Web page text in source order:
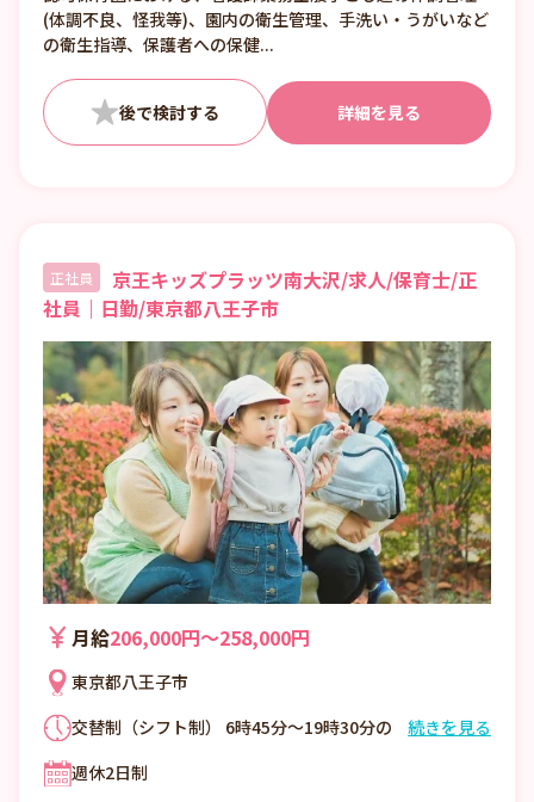
(体調不良、怪我等)、園内の衛生管理、手洗い・うがいなど
の衛生指導、保護者への保健...
詳細を見る
正社員
京王キッズプラッツ南大沢/求人/保育士/正
社員｜日勤/東京都八王子市
月給206,000円〜258,000円
東京都八王子市
交替制（シフト制） 6時45分～19時30分の
残業月平均10時間 ※ 超過勤務等
続きを見る
週休2日制